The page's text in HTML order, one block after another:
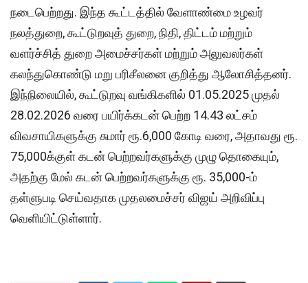
நடைபெற்றது. இந்த கூட்டத்தில் வேளாண்மை உழவர்
நலத்துறை, கூட்டுறவுத் துறை, நிதி, திட்டம் மற்றும்
வளர்ச்சித் துறை அமைச்சர்கள் மற்றும் அலுவலர்கள்
கலந்துகொண்டு மறு பரிசீலனை குறித்து ஆலோசித்தனர்.
இந்நிலையில், கூட்டுறவு வங்கிகளில் 01.05.2025 முதல்
28.02.2026 வரை பயிர்க்கடன் பெற்ற 14.43 லட்சம்
விவசாயிகளுக்கு சுமார் ரூ.6,000 கோடி வரை, அதாவது ரூ.
75,000க்குள் கடன் பெற்றவர்களுக்கு முழு தொகையும்,
அதற்கு மேல் கடன் பெற்றவர்களுக்கு ரூ. 35,000-ம்
தள்ளுபடி செய்வதாக முதலமைச்சர் விஜய் அறிவிப்பு
வெளியிட்டுள்ளார்.